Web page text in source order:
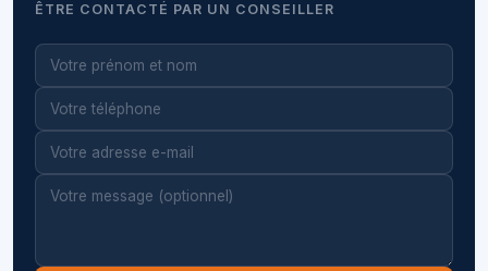
ÊTRE CONTACTÉ PAR UN CONSEILLER